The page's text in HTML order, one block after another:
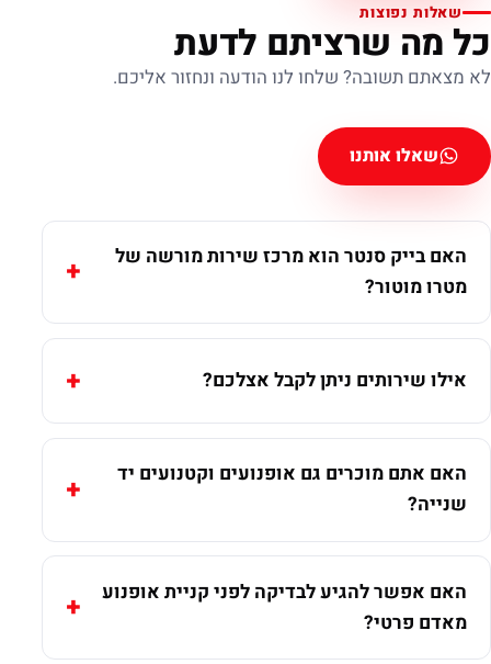
שאלות נפוצות
כל מה שרציתם לדעת
לא מצאתם תשובה? שלחו לנו הודעה ונחזור אליכם.
שאלו אותנו
האם בייק סנטר הוא מרכז שירות מורשה של
מטרו מוטור?
אילו שירותים ניתן לקבל אצלכם?
האם אתם מוכרים גם אופנועים וקטנועים יד
שנייה?
האם אפשר להגיע לבדיקה לפני קניית אופנוע
מאדם פרטי?